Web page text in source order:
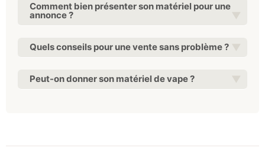
Comment bien présenter son matériel pour une
annonce ?
Quels conseils pour une vente sans problème ?
Peut-on donner son matériel de vape ?